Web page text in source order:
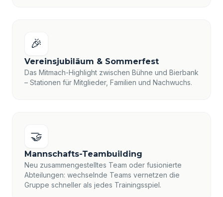
🎉
Vereinsjubiläum & Sommerfest
Das Mitmach-Highlight zwischen Bühne und Bierbank
– Stationen für Mitglieder, Familien und Nachwuchs.
🤝
Mannschafts-Teambuilding
Neu zusammengestelltes Team oder fusionierte
Abteilungen: wechselnde Teams vernetzen die
Gruppe schneller als jedes Trainingsspiel.